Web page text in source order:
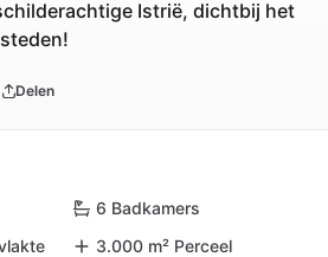
Istrië, dichtbij het
Delen
6 Badkamers
3.000 m² Perceel